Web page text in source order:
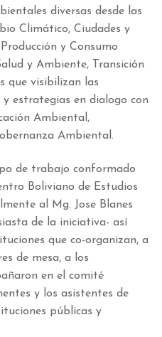
diversas desde las
Climático, Ciudades y
y Consumo
y Ambiente, Transición
que visibilizan las
estrategias en dialogo con
Ambiental,
Ambiental.
de trabajo conformado
Boliviano de Estudios
al Mg. Jose Blanes
de la iniciativa- así
que co-organizan, a
de mesa, a los
en el comité
y los asistentes de
públicas y